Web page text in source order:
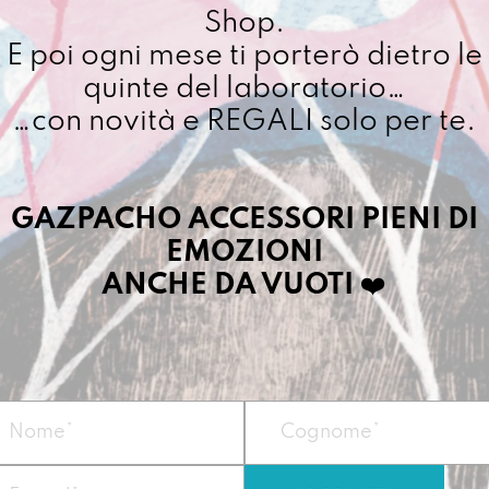
a
mano
Cuciamo ogni ordine
4/5 giorni lavorativi,
importo superiore ai
Dettagli prodotto
La borsa
generale, quella
entusiasmo. Può
preferisce la prima
Vegan
Misura:
h 36,5 x
Materiale:Telo
Shop.
E poi ogni mese ti porterò dietro le
quinte del laboratorio…
…con novità e REGALI solo per te.
GAZPACHO ACCESSORI PIENI DI
EMOZIONI
ANCHE DA VUOTI❤️